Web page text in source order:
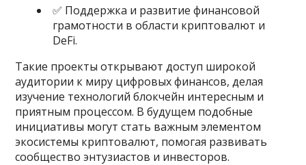
✅ Поддержка и развитие финансовой
грамотности в области криптовалют и
DeFi.
Такие проекты открывают доступ широкой
аудитории к миру цифровых финансов, делая
изучение технологий блокчейн интересным и
приятным процессом. В будущем подобные
инициативы могут стать важным элементом
экосистемы криптовалют, помогая развивать
сообщество энтузиастов и инвесторов.